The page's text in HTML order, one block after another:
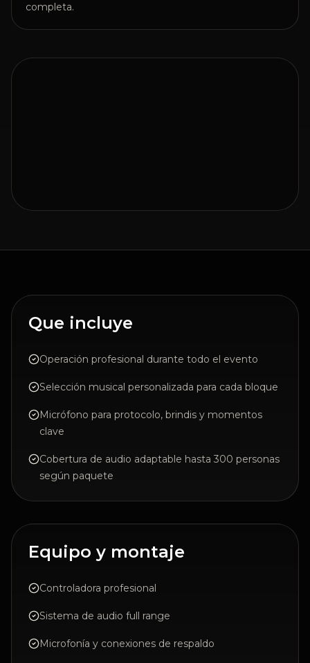
completa.
Que incluye
Operación profesional durante todo el evento
Selección musical personalizada para cada bloque
Micrófono para protocolo, brindis y momentos
clave
Cobertura de audio adaptable hasta 300 personas
según paquete
Equipo y montaje
Controladora profesional
Sistema de audio full range
Microfonía y conexiones de respaldo